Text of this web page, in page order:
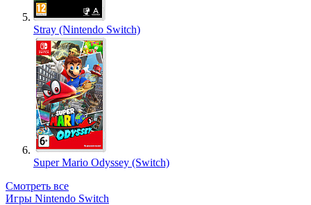
Stray (Nintendo Switch)
Super Mario Odyssey (Switch)
Смотреть все
Игры Nintendo Switch